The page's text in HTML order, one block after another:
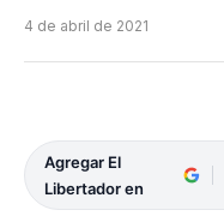
4 de abril de 2021
Agregar El
Libertador en